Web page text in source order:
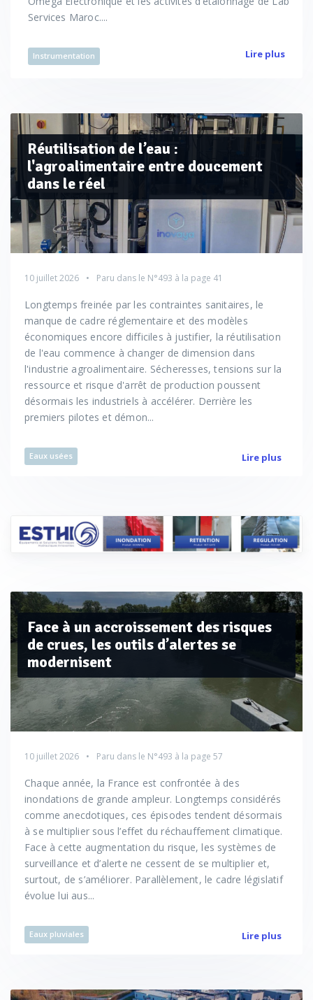
Services Maroc....
Instrumentation Lire plus
Réutilisation de l’eau :
l'agroalimentaire entre doucement
dans le réel
10 juillet 2026 Paru dans le N°493 à la page 41
Longtemps freinée par les contraintes sanitaires, le
manque de cadre réglementaire et des modèles
économiques encore difficiles à justifier, la réutilisation
de l'eau commence à changer de dimension dans
l'industrie agroalimentaire. Sécheresses, tensions sur la
ressource et risque d'arrêt de production poussent
désormais les industriels à accélérer. Derrière les
premiers pilotes et démon...
Eaux usées Lire plus
Face à un accroissement des risques
de crues, les outils d’alertes se
modernisent
10 juillet 2026 Paru dans le N°493 à la page 57
Chaque année, la France est confrontée à des
inondations de grande ampleur. Longtemps considérés
comme anecdotiques, ces épisodes tendent désormais
à se multiplier sous l’effet du réchauffement climatique.
Face à cette augmentation du risque, les systèmes de
surveillance et d’alerte ne cessent de se multiplier et,
surtout, de s’améliorer. Parallèlement, le cadre législatif
évolue lui aus...
Eaux pluviales Lire plus